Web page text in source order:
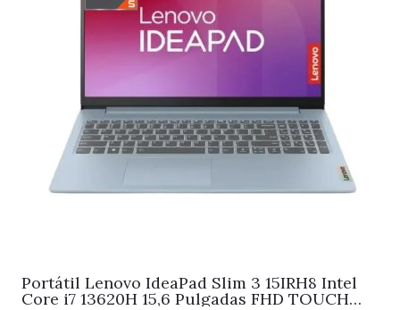
Portátil Lenovo IdeaPad Slim 3 15IRH8 Intel
Core i7 13620H 15,6 Pulgadas FHD TOUCH